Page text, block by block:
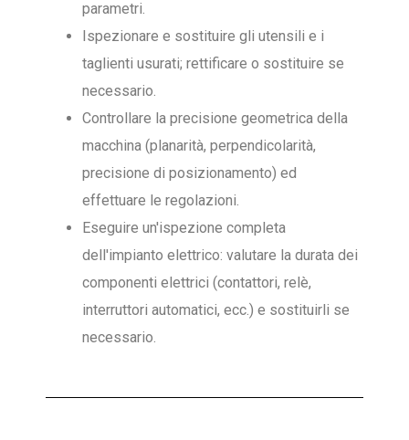
parametri.
Ispezionare e sostituire gli utensili e i
taglienti usurati; rettificare o sostituire se
necessario.
Controllare la precisione geometrica della
macchina (planarità, perpendicolarità,
precisione di posizionamento) ed
effettuare le regolazioni.
Eseguire un'ispezione completa
dell'impianto elettrico: valutare la durata dei
componenti elettrici (contattori, relè,
interruttori automatici, ecc.) e sostituirli se
necessario.